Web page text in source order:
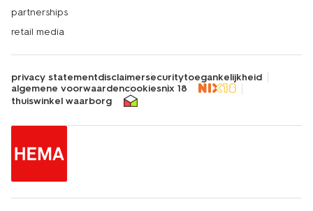
partnerships
retail media
privacy statementdisclaimersecuritytoegankelijkheid
algemene voorwaardencookiesnix 18
thuiswinkel waarborg